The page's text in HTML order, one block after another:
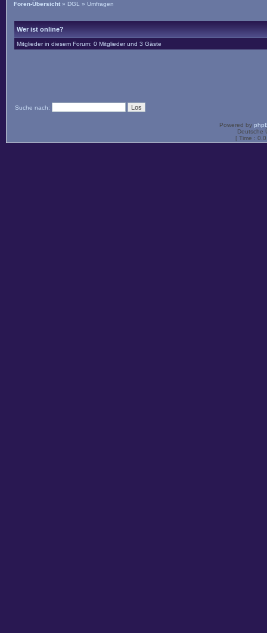
Foren-Übersicht » DGL » Umfragen
Wer ist online?
Mitglieder in diesem Forum: 0 Mitglieder und 3 Gäste
Suche nach:
Powered by
Deutsche
[ Time :